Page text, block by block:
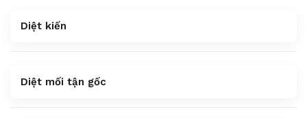
Diệt kiến
Diệt mối tận gốc